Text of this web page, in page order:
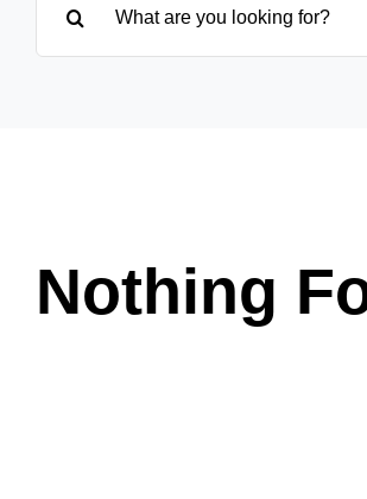
nach:
Nothing